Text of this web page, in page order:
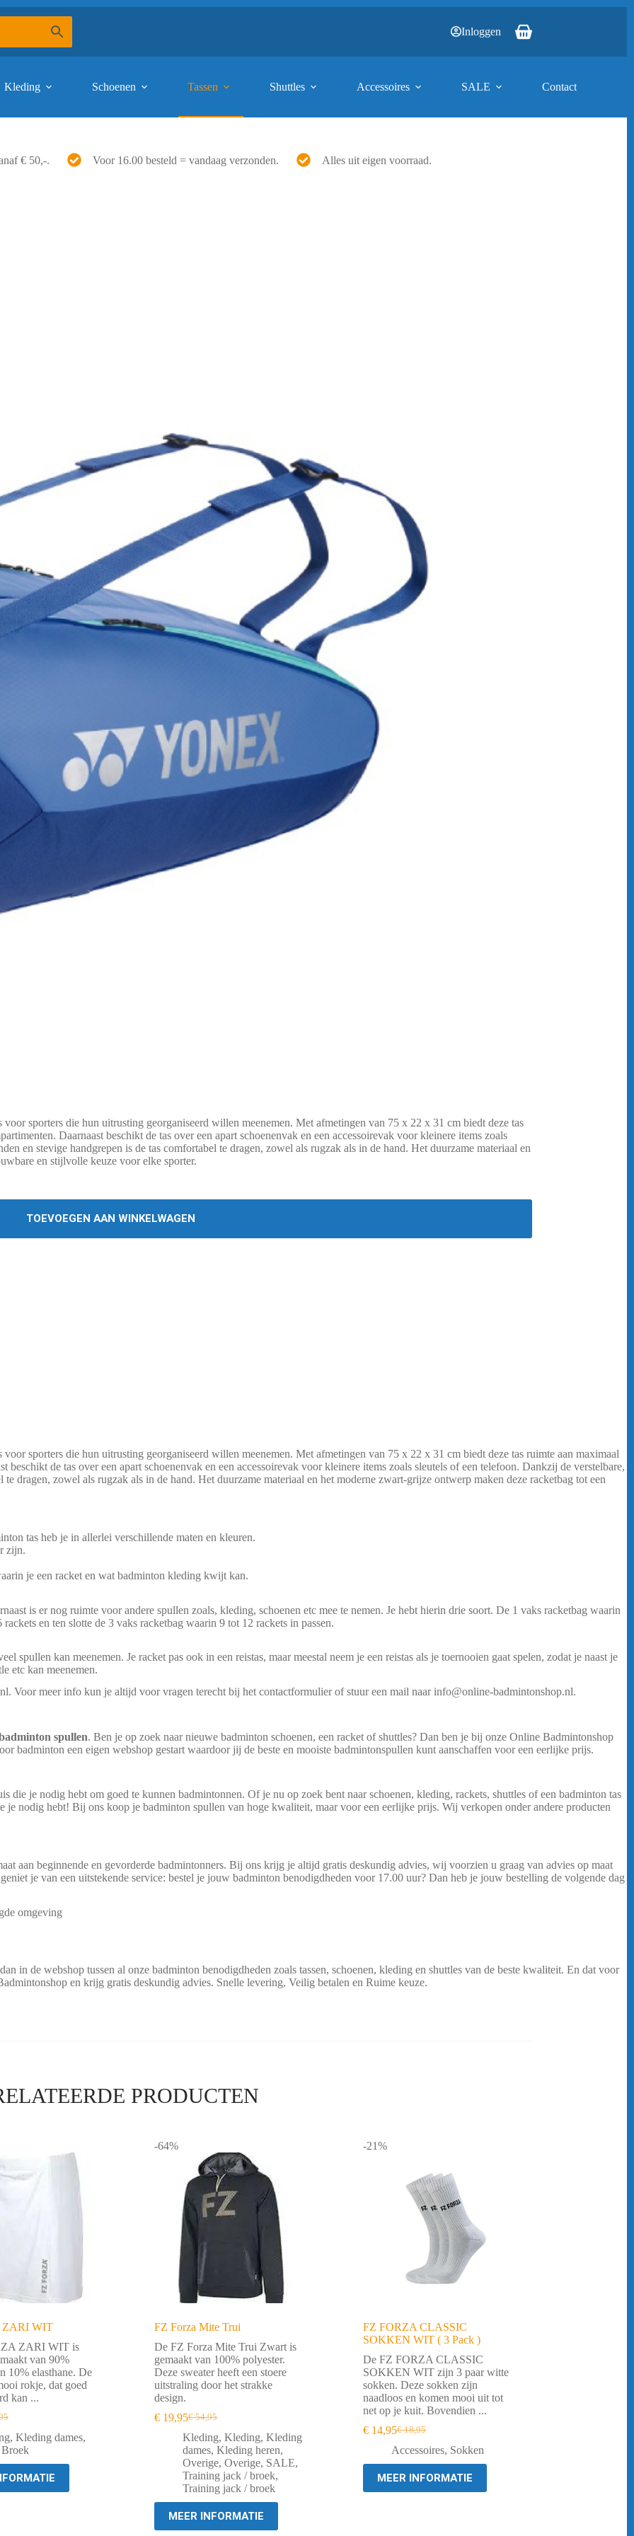
Inloggen Winkelwagen
Kleding Schoenen Tassen Shuttles Accessoires SALE Contact
€ 50,-. Voor 16.00 besteld = vandaag verzonden. Alles uit eigen voorraad.
sporters die hun uitrusting georganiseerd willen meenemen. Met afmetingen van 75 x 22 x 31 cm biedt deze tas
Daarnaast beschikt de tas over een apart schoenenvak en een accessoirevak voor kleinere items zoals
en stevige handgrepen is de tas comfortabel te dragen, zowel als rugzak als in de hand. Het duurzame materiaal en
en stijlvolle keuze voor elke sporter.
TOEVOEGEN AAN WINKELWAGEN
sporters die hun uitrusting georganiseerd willen meenemen. Met afmetingen van 75 x 22 x 31 cm biedt deze tas ruimte aan maximaal
de tas over een apart schoenenvak en een accessoirevak voor kleinere items zoals sleutels of een telefoon. Dankzij de verstelbare,
dragen, zowel als rugzak als in de hand. Het duurzame materiaal en het moderne zwart-grijze ontwerp maken deze racketbag tot een
tas heb je in allerlei verschillende maten en kleuren.
zijn.
je een racket en wat badminton kleding kwijt kan.
is er nog ruimte voor andere spullen zoals, kleding, schoenen etc mee te nemen. Je hebt hierin drie soort. De 1 vaks racketbag waarin
en ten slotte de 3 vaks racketbag waarin 9 tot 12 rackets in passen.
spullen kan meenemen. Je racket pas ook in een reistas, maar meestal neem je een reistas als je toernooien gaat spelen, zodat je naast je
etc kan meenemen.
Voor meer info kun je altijd voor vragen terecht bij het contactformulier of stuur een mail naar info@online-badmintonshop.nl.
spullen. Ben je op zoek naar nieuwe badminton schoenen, een racket of shuttles? Dan ben je bij onze Online Badmintonshop
badminton een eigen webshop gestart waardoor jij de beste en mooiste badmintonspullen kunt aanschaffen voor een eerlijke prijs.
je nodig hebt om goed te kunnen badmintonnen. Of je nu op zoek bent naar schoenen, kleding, rackets, shuttles of een badminton tas
nodig hebt! Bij ons koop je badminton spullen van hoge kwaliteit, maar voor een eerlijke prijs. Wij verkopen onder andere producten
aan beginnende en gevorderde badmintonners. Bij ons krijg je altijd gratis deskundig advies, wij voorzien u graag van advies op maat
je van een uitstekende service: bestel je jouw badminton benodigdheden voor 17.00 uur? Dan heb je jouw bestelling de volgende dag
omgeving
in de webshop tussen al onze badminton benodigdheden zoals tassen, schoenen, kleding en shuttles van de beste kwaliteit. En dat voor
en krijg gratis deskundig advies. Snelle levering, Veilig betalen en Ruime keuze.
PRODUCTEN
ZARI WIT
ZARI WIT is
van 90%
10% elasthane. De
rokje, dat goed
kan ...
, Kleding dames,
-64%
FZ Forza Mite Trui
De FZ Forza Mite Trui Zwart is
gemaakt van 100% polyester.
Deze sweater heeft een stoere
uitstraling door het strakke
design.
€54,95
Oorspronkelijke
prijs
was:
€ 54,95.
€19,95Huidige
prijs
is:
€ 19,95.
Kleding, Kleding, Kleding
dames, Kleding heren,
Overige, Overige, SALE,
Training jack / broek,
Training jack / broek
MEER INFORMATIE
-21%
FZ FORZA CLASSIC
SOKKEN WIT ( 3 Pack )
De FZ FORZA CLASSIC
SOKKEN WIT zijn 3 paar witte
sokken. Deze sokken zijn
naadloos en komen mooi uit tot
net op je kuit. Bovendien ...
€18,95
Oorspronkelijke
prijs
was:
€ 18,95.
€14,95Huidige
prijs
is:
€ 14,95.
Accessoires, Sokken
MEER INFORMATIE